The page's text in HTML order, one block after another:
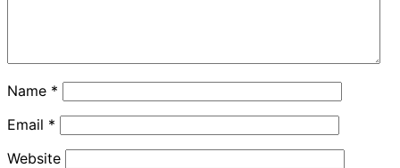
Name *
Email *
Website